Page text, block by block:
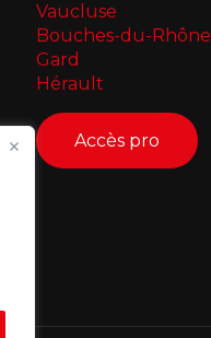
Vaucluse
Bouches-du-Rhône
Gard
Hérault
Accès pro